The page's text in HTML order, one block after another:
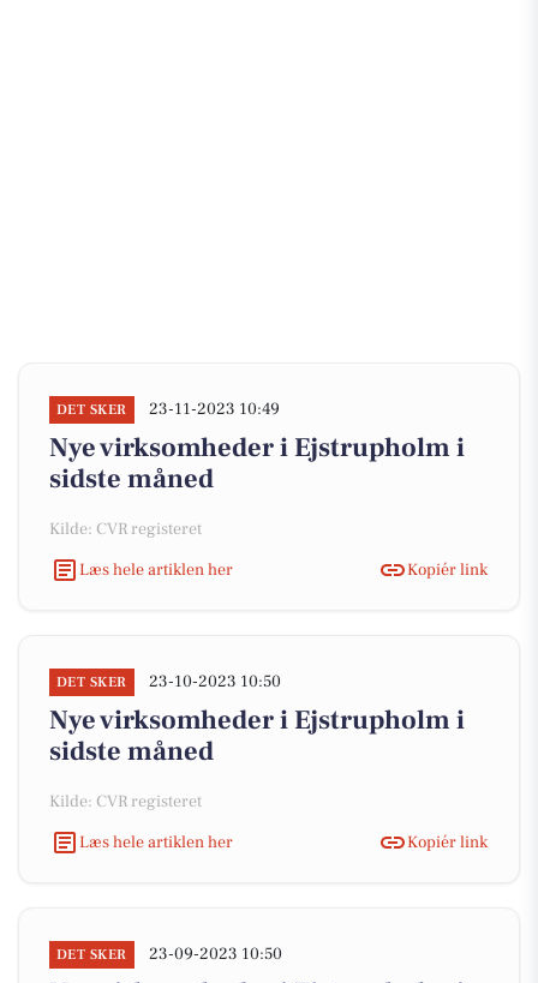
DET SKER 23-11-2023 10:49
Nye virksomheder i Ejstrupholm i
sidste måned
Kilde: CVR registeret
Læs hele artiklen her
Kopiér link
DET SKER 23-10-2023 10:50
Nye virksomheder i Ejstrupholm i
sidste måned
Kilde: CVR registeret
Læs hele artiklen her
Kopiér link
DET SKER 23-09-2023 10:50